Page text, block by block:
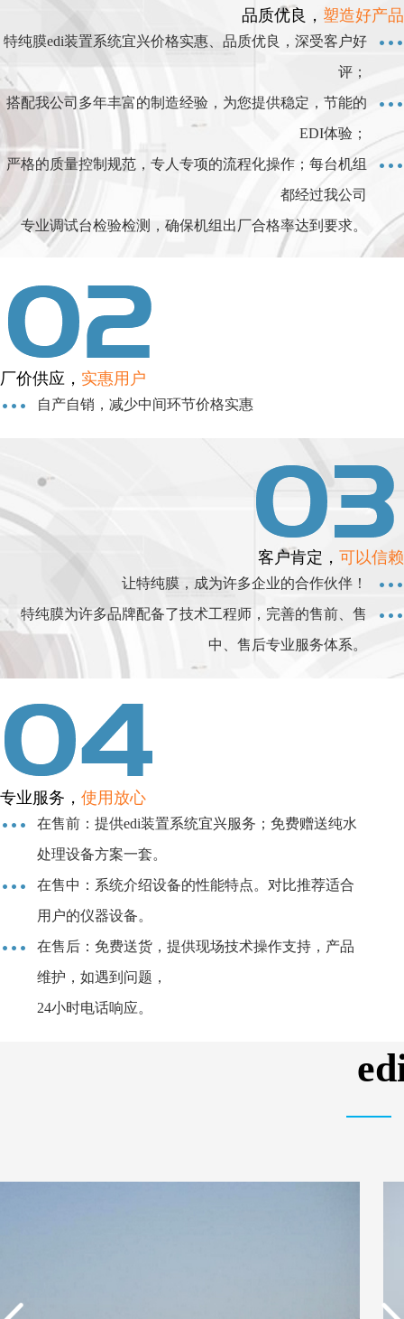
品质优良， 塑造好产品
特纯膜edi装置系统宜兴价格实惠、品质优良，深受客户好
评；
搭配我公司多年丰富的制造经验，为您提供稳定，节能的
EDI体验；
严格的质量控制规范，专人专项的流程化操作；每台机组
都经过我公司
专业调试台检验检测，确保机组出厂合格率达到要求。
厂价供应， 实惠用户
自产自销，减少中间环节价格实惠
客户肯定， 可以信赖
让特纯膜，成为许多企业的合作伙伴！
特纯膜为许多品牌配备了技术工程师，完善的售前、售
中、售后专业服务体系。
专业服务， 使用放心
在售前：提供edi装置系统宜兴服务；免费赠送纯水
处理设备方案一套。
在售中：系统介绍设备的性能特点。对比推荐适合
用户的仪器设备。
在售后：免费送货，提供现场技术操作支持，产品
维护，如遇到问题，
24小时电话响应。